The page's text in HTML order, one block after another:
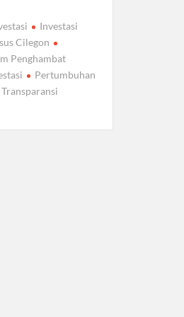
Investasi
Cilegon
Penghambat
Pertumbuhan
Transparansi